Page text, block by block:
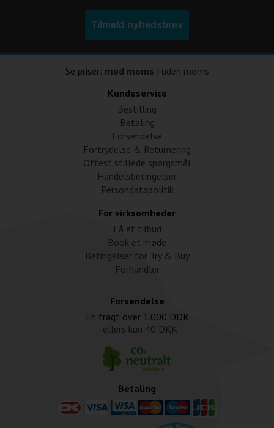
Tilmeld nyhedsbrev
Se priser: med moms | uden moms
Kundeservice
Bestilling
Betaling
Forsendelse
Fortrydelse & Returnering
Oftest stillede spørgsmål
Handelsbetingelser
Persondatapolitik
For virksomheder
Få et tilbud
Book et møde
Betingelser for Try & Buy
Forhandler
Forsendelse
Fri fragt over 1.000 DDK
- ellers kun 40 DKK
Betaling